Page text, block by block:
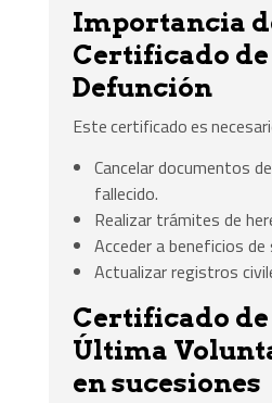
Importancia
Certificado de
Defunción
Este certificado es
Cancelar documentos
fallecido.
Realizar trámites de
Acceder a beneficios
Actualizar registros
Certificado de
Última
en sucesiones